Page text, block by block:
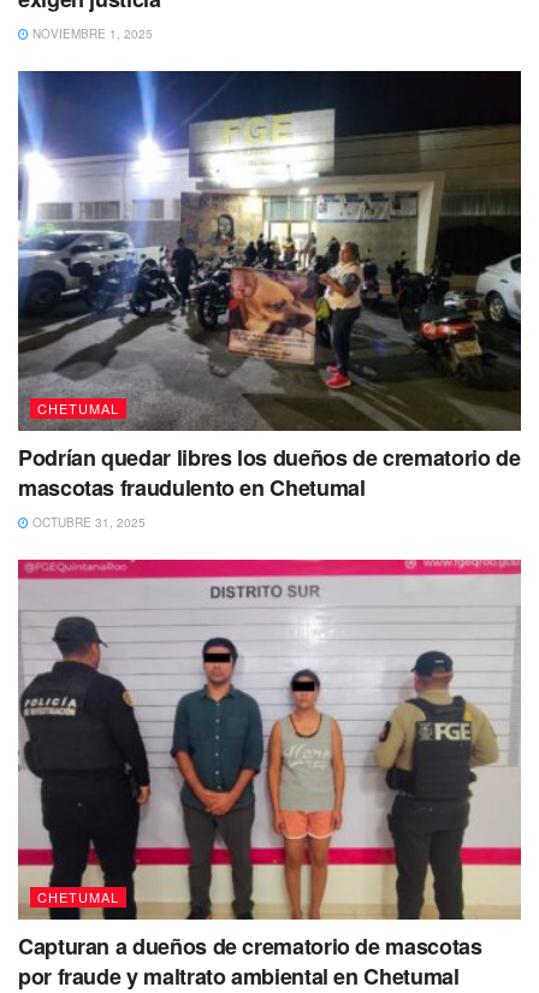
chetumaleñas
Finalmente, señaló quelo único que les queda por
hacer es continuar con las gestiones y presentar
nuevamente otra solicitud de incrementoa la tarifa, y
esperan que esta no tarde otros ocho años para ser
aprobada.
Te puede interesar Leer
NOVIEMBRE 1, 2025
CHETUMAL
Podrían quedar libres los dueños de crematorio de
mascotas fraudulento en Chetumal
OCTUBRE 31, 2025
CHETUMAL
Capturan a dueños de crematorio de mascotas
por fraude y maltrato ambiental en Chetumal